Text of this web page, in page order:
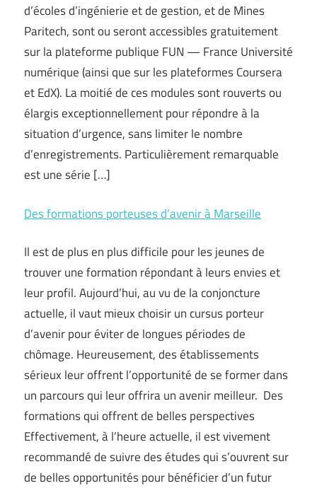
d’écoles d’ingénierie et de gestion, et de Mines
Paritech, sont ou seront accessibles gratuitement
sur la plateforme publique FUN — France Université
numérique (ainsi que sur les plateformes Coursera
et EdX). La moitié de ces modules sont rouverts ou
élargis exceptionnellement pour répondre à la
situation d’urgence, sans limiter le nombre
d’enregistrements. Particulièrement remarquable
est une série […]
Des formations porteuses d’avenir à Marseille
Il est de plus en plus difficile pour les jeunes de
trouver une formation répondant à leurs envies et
leur profil. Aujourd’hui, au vu de la conjoncture
actuelle, il vaut mieux choisir un cursus porteur
d’avenir pour éviter de longues périodes de
chômage. Heureusement, des établissements
sérieux leur offrent l’opportunité de se former dans
un parcours qui leur offrira un avenir meilleur. Des
formations qui offrent de belles perspectives
Effectivement, à l’heure actuelle, il est vivement
recommandé de suivre des études qui s’ouvrent sur
de belles opportunités pour bénéficier d’un futur